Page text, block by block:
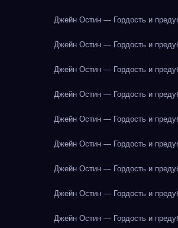
Джейн Остин — Гордость и
Джейн Остин — Гордость и
Джейн Остин — Гордость и
Джейн Остин — Гордость и
Джейн Остин — Гордость и
Джейн Остин — Гордость и
Джейн Остин — Гордость и
Джейн Остин — Гордость и
Джейн Остин — Гордость и